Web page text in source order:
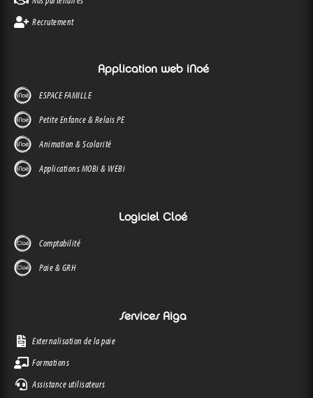
Recrutement
Application web iNoé
ESPACE FAMILLE
Petite Enfance & Relais PE
Animation & Scolarité
Applications MOBi & WEBi
Logiciel Cloé
Comptabilité
Paie & GRH
Services Aiga
Externalisation de la paie
Formations
Assistance utilisateurs